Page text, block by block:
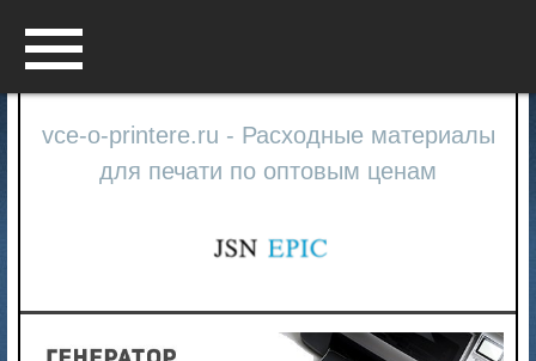
vce-o-printere.ru - Расходные материалы
для печати по оптовым ценам